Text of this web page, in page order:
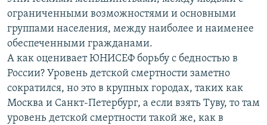
ограниченными возможностями и основными
группами населения, между наиболее и наименее
обеспеченными гражданами.
А как оценивает ЮНИСЕФ борьбу с бедностью в
России? Уровень детской смертности заметно
сократился, но это в крупных городах, таких как
Москва и Санкт-Петербург, а если взять Туву, то там
уровень детской смертности такой же, как в